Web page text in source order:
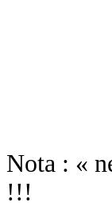
Nota : «
!!!